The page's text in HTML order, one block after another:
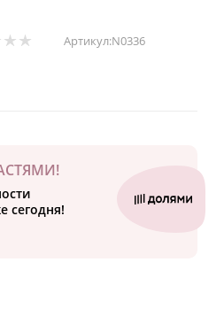
Артикул:N0336
сегодня!